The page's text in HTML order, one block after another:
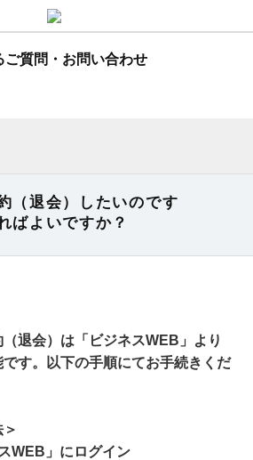
ご質問・お問い合わせ
（退会）したいのです
ばよいですか？
（退会）は「ビジネスWEB」より
す。以下の手順にてお手続きくだ
WEB」にログイン